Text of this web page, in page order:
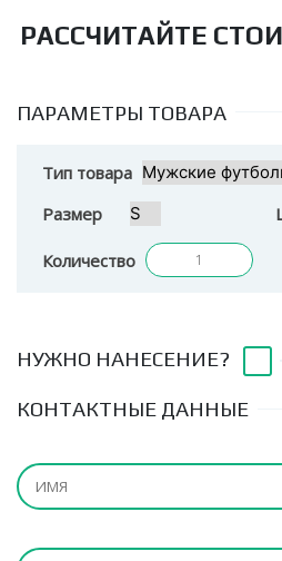
РАССЧИТАЙТЕ
ПАРАМЕТРЫ ТОВАРА
Тип товара
Размер
Количество
НУЖНО НАНЕСЕНИЕ?
КОНТАКТНЫЕ ДАННЫЕ